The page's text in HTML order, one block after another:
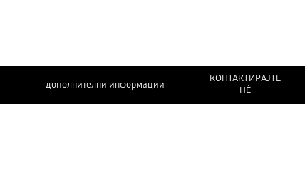
дополнителни информации
КОНТАКТИРАЈТЕ
НЀ